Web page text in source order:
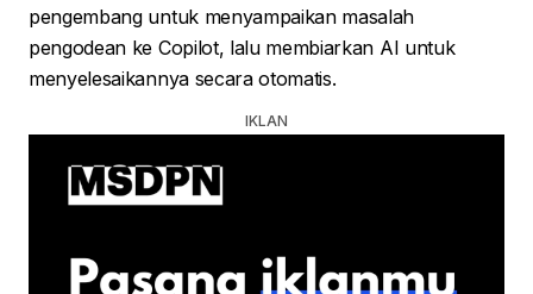
pengembang untuk menyampaikan masalah
pengodean ke Copilot, lalu membiarkan AI untuk
menyelesaikannya secara otomatis.